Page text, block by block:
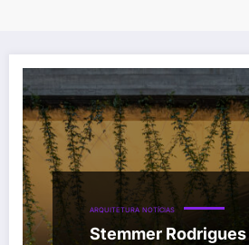
ARQUITETURA NOTÍCIAS
Stemmer